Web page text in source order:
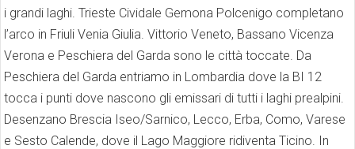
i grandi laghi. Trieste Cividale Gemona Polcenigo completano
l’arco in Friuli Venia Giulia. Vittorio Veneto, Bassano Vicenza
Verona e Peschiera del Garda sono le città toccate. Da
Peschiera del Garda entriamo in Lombardia dove la BI 12
tocca i punti dove nascono gli emissari di tutti i laghi prealpini.
Desenzano Brescia Iseo/Sarnico, Lecco, Erba, Como, Varese
e Sesto Calende, dove il Lago Maggiore ridiventa Ticino. In